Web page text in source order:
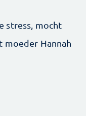
stress, mocht
moeder Hannah